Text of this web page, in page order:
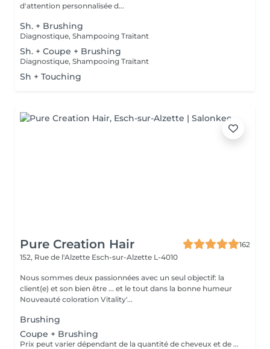
d'attention personnalisée d...
Sh. + Brushing
Diagnostique, Shampooing Traitant
Sh. + Coupe + Brushing
Diagnostique, Shampooing Traitant
Sh + Touching
Pure Creation Hair
162
152, Rue de l'Alzette Esch-sur-Alzette L-4010
Nous sommes deux passionnées avec un seul objectif: la
client(e) et son bien être ... et le tout dans la bonne humeur
Nouveauté coloration Vitality'...
Brushing
Coupe + Brushing
Prix peut varier dépendant de la quantité de cheveux et de produits traités.